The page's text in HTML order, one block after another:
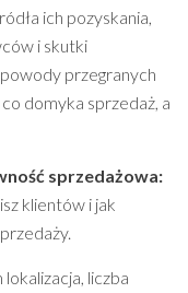
ich pozyskania,
i skutki
przegranych
domyka sprzedaż, a
sprzedażowa:
klientów i jak
liczba